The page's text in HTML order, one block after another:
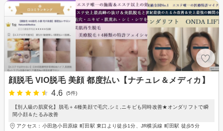
顔脱毛 VIO脱毛 美顔 都度払い【ナチュレ＆メディカ】
4.6
(5件)
【別人級の肌変化】脱毛＋4種美顔で毛穴,シミ,ニキビも同時改善★オンダリフトで瞬
間小顔＆たるみ改善
アクセス：小田急小田原線 町田駅 東口より徒歩1分、JR横浜線 町田駅 徒歩5分